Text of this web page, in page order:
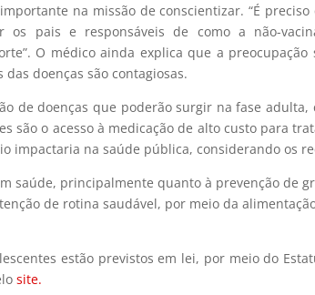
na missão de conscientizar. “É
pais e responsáveis de como a não-
O médico ainda explica que a preocupação
doenças são contagiosas.
de doenças que poderão surgir na fase adulta,
são o acesso à medicação de alto custo para
impactaria na saúde pública, considerando os
saúde, principalmente quanto à prevenção de
de rotina saudável, por meio da
estão previstos em lei, por meio do
site.